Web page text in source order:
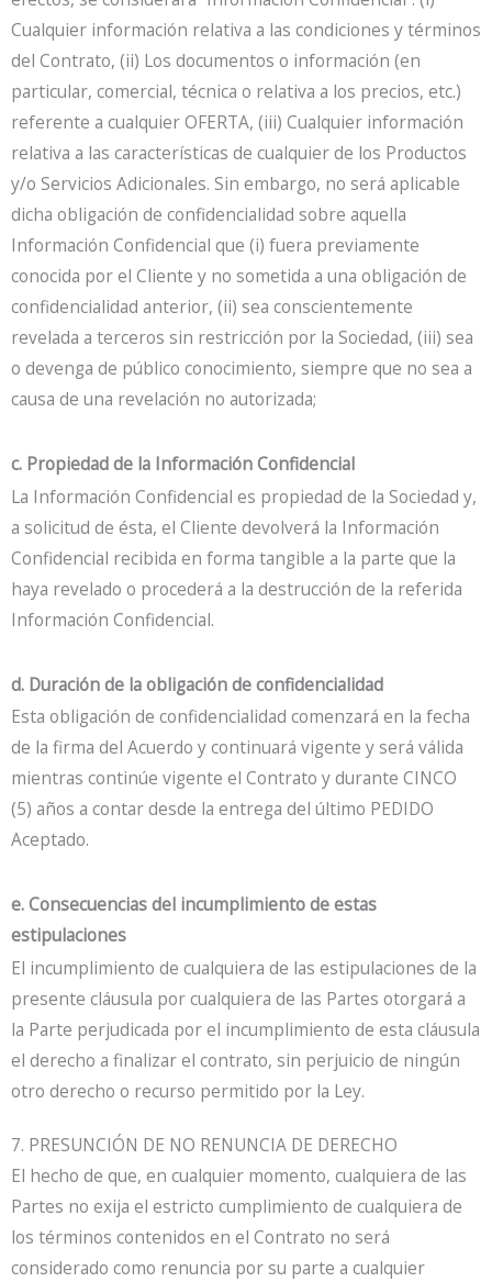
Cualquier información relativa a las condiciones y términos
del Contrato, (ii) Los documentos o información (en
particular, comercial, técnica o relativa a los precios, etc.)
referente a cualquier OFERTA, (iii) Cualquier información
relativa a las características de cualquier de los Productos
y/o Servicios Adicionales. Sin embargo, no será aplicable
dicha obligación de confidencialidad sobre aquella
Información Confidencial que (i) fuera previamente
conocida por el Cliente y no sometida a una obligación de
confidencialidad anterior, (ii) sea conscientemente
revelada a terceros sin restricción por la Sociedad, (iii) sea
o devenga de público conocimiento, siempre que no sea a
causa de una revelación no autorizada;
c. Propiedad de la Información Confidencial
La Información Confidencial es propiedad de la Sociedad y,
a solicitud de ésta, el Cliente devolverá la Información
Confidencial recibida en forma tangible a la parte que la
haya revelado o procederá a la destrucción de la referida
Información Confidencial.
d. Duración de la obligación de confidencialidad
Esta obligación de confidencialidad comenzará en la fecha
de la firma del Acuerdo y continuará vigente y será válida
mientras continúe vigente el Contrato y durante CINCO
(5) años a contar desde la entrega del último PEDIDO
Aceptado.
e. Consecuencias del incumplimiento de estas
estipulaciones
El incumplimiento de cualquiera de las estipulaciones de la
presente cláusula por cualquiera de las Partes otorgará a
la Parte perjudicada por el incumplimiento de esta cláusula
el derecho a finalizar el contrato, sin perjuicio de ningún
otro derecho o recurso permitido por la Ley.
7. PRESUNCIÓN DE NO RENUNCIA DE DERECHO
El hecho de que, en cualquier momento, cualquiera de las
Partes no exija el estricto cumplimiento de cualquiera de
los términos contenidos en el Contrato no será
considerado como renuncia por su parte a cualquier